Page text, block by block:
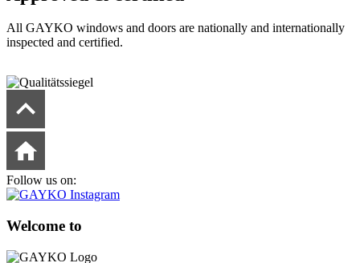
All GAYKO windows and doors are nationally and internationally
inspected and certified.
Follow us on:
Welcome to